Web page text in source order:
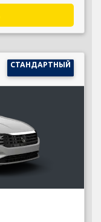
СТАНДАРТНЫЙ